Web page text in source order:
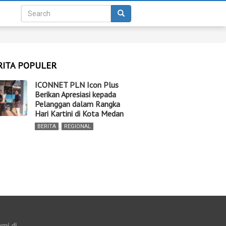
POPULER
ICONNET PLN Icon Plus
Berikan Apresiasi kepada
Pelanggan dalam Rangka
Hari Kartini di Kota Medan
BERITA , REGIONAL